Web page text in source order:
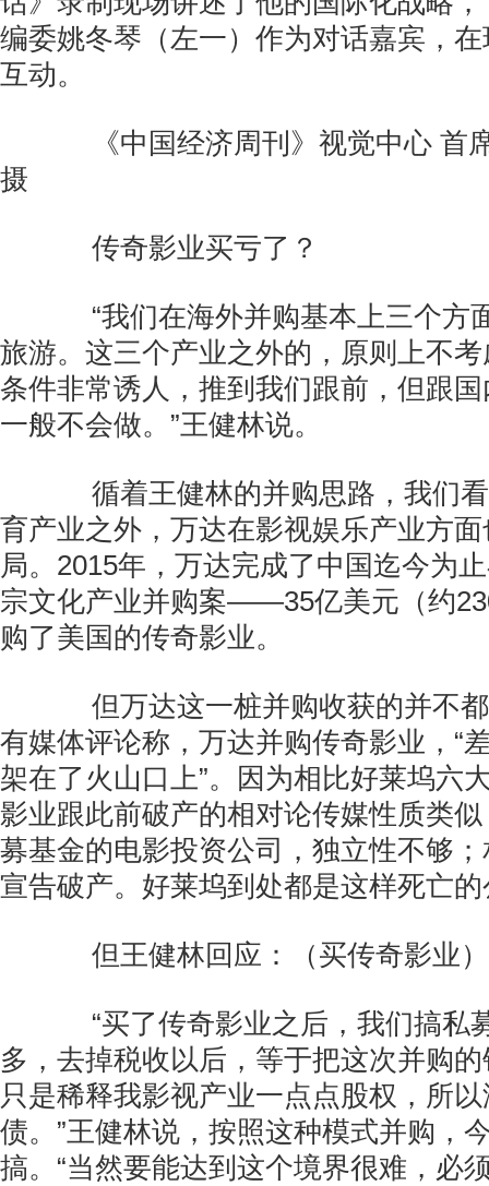
编委姚冬琴（左一）作为对话嘉宾，
互动。
《中国经济周刊》视觉中心 首
摄
传奇影业买亏了？
“我们在海外并购基本上三个方
旅游。这三个产业之外的，原则上不
条件非常诱人，推到我们跟前，但跟
一般不会做。”王健林说。
循着王健林的并购思路，我们看
育产业之外，万达在影视娱乐产业方
局。2015年，万达完成了中国迄今为
宗文化产业并购案——35亿美元（约
购了美国的传奇影业。
但万达这一桩并购收获的并不都
有媒体评论称，万达并购传奇影业，“
架在了火山口上”。因为相比好莱坞六
影业跟此前破产的相对论传媒性质类
募基金的电影投资公司，独立性不够
宣告破产。好莱坞到处都是这样死亡
但王健林回应：（买传奇影业）
“买了传奇影业之后，我们搞私
多，去掉税收以后，等于把这次并购
只是稀释我影视产业一点点股权，所
债。”王健林说，按照这种模式并购，
搞。“当然要能达到这个境界很难，必